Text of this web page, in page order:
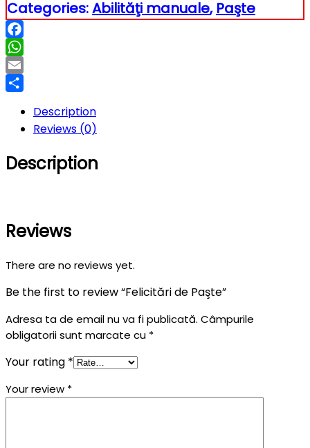
Categories:Abilităţi manuale, Paşte
Facebook
WhatsApp
Email
Description
Reviews (0)
Description
Reviews
There are no reviews yet.
Be the first to review “Felicitări de Paşte”
Adresa ta de email nu va fi publicată. Câmpurile
obligatorii sunt marcate cu *
Your rating *
Your review *